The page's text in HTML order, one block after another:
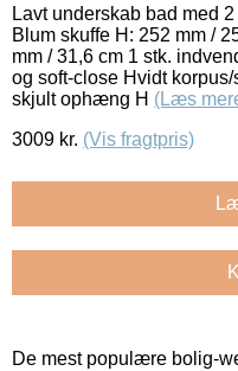
Lavt underskab bad med
Blum skuffe H: 252 mm /
mm / 31,6 cm 1 stk.
og soft-close Hvidt
skjult ophæng H (Læs
3009 kr. (Vis fragtpris)
De mest populære bolig-